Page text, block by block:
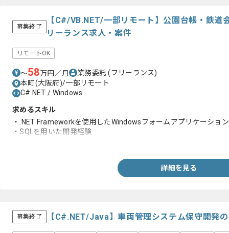
募集終了
【C#/VB.NET/一部リモート】公園台帳・鉄道
リーランス求人・案件
リモートOK
〜58万円／月 業務委託(フリーランス)
本町(大阪府)/一部リモート
C#.NET / Windows
求めるスキル
・.NET Frameworkを使用したWindowsフォームアプリケーショ
・SQLを用いた開発経験
詳細を見る
募集終了 【C#.NET/Java】車両管理システム保守開発